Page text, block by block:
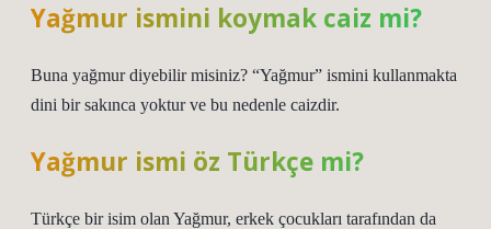
Yağmur ismini koymak caiz mi?
Buna yağmur diyebilir misiniz? “Yağmur” ismini kullanmakta
dini bir sakınca yoktur ve bu nedenle caizdir.
Yağmur ismi öz Türkçe mi?
Türkçe bir isim olan Yağmur, erkek çocukları tarafından da